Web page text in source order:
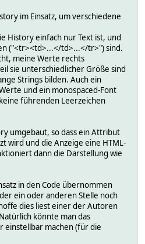
im Einsatz, um verschiedene
History einfach nur Text ist, und
("<tr><td>...</td>...</tr>") sind.
meine Werte rechts
sie unterschiedlicher Größe sind
Strings bilden. Auch ein
und ein monospaced-Font
führenden Leerzeichen
umgebaut, so dass ein Attribut
wird und die Anzeige eine HTML-
dann die Darstellung wie
in den Code übernommen
ein oder anderen Stelle noch
dies liest einer der Autoren
könnte man das
einstellbar machen (für die